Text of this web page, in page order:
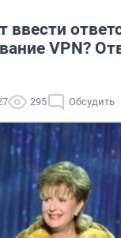
ввести
VPN?
295 Обсудить